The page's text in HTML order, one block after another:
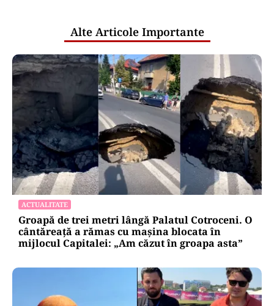
Alte Articole Importante
ACTUALITATE
Groapă de trei metri lângă Palatul Cotroceni. O
cântăreață a rămas cu mașina blocata în
mijlocul Capitalei: „Am căzut în groapa asta”